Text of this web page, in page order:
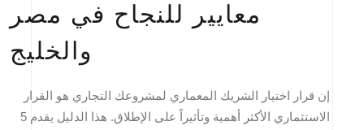
معايير للنجاح في مصر
والخليج
إن قرار اختيار الشريك المعماري لمشروعك التجاري هو القرار
الاستثماري الأكثر أهمية وتأثيراً على الإطلاق. هذا الدليل يقدم 5